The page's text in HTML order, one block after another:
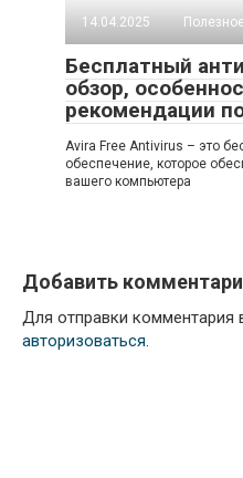
14.04.2025
Полезное
Бесплатный
обзор,
рекомендации
Avira Free Antivirus – это
обеспечение, которое
вашего компьютера
Добавить
Для отправки комментария
авторизоваться.